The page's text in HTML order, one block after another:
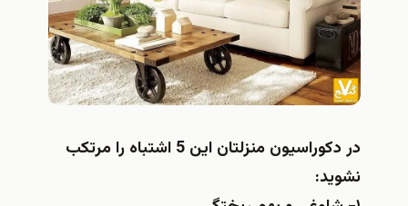
در دکوراسیون منزلتان این 5 اشتباه را مرتکب
نشوید: